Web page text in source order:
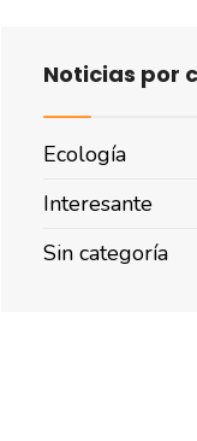
Noticias por
Ecología
Interesante
Sin categoría